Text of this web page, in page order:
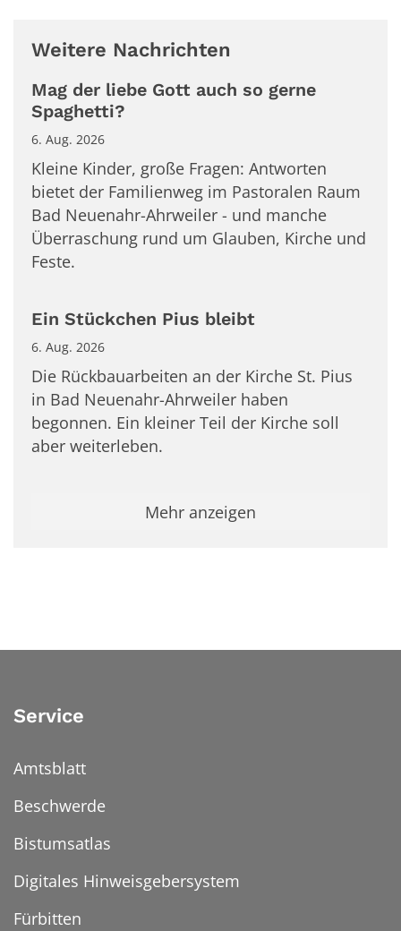
Weitere Nachrichten
Mag der liebe Gott auch so gerne
Spaghetti?
6. Aug. 2026
Kleine Kinder, große Fragen: Antworten
bietet der Familienweg im Pastoralen Raum
Bad Neuenahr-Ahrweiler - und manche
Überraschung rund um Glauben, Kirche und
Feste.
Ein Stückchen Pius bleibt
6. Aug. 2026
Die Rückbauarbeiten an der Kirche St. Pius
in Bad Neuenahr-Ahrweiler haben
begonnen. Ein kleiner Teil der Kirche soll
aber weiterleben.
Mehr anzeigen
Service
Amtsblatt
Beschwerde
Bistumsatlas
Digitales Hinweisgebersystem
Fürbitten